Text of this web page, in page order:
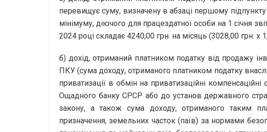
перевищує суму, визначену в абзаці першому
мінімуму, діючого для працездатної особи на 1 січня
2024 році складає 4240,00 грн. на місяць (3028,00 грн. х
б) дохід, отриманий платником податку від продажу
ПКУ (сума доходу, отриманого платником податку
приватизації в обмін на приватизаційні
Ощадного банку СРСР або до установ державного
закону, а також сума доходу, отриманого таким
призначення, земельних часток (паїв) за нормами